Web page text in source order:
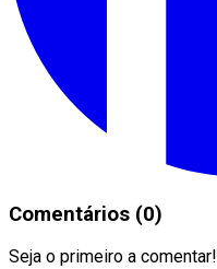
Comentários (0)
Seja o primeiro a comentar!